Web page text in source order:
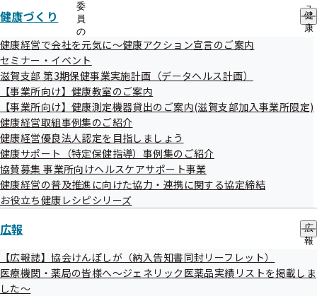
ュ
ー
委
員
の
サ
ブ
メ
ニ
ュ
ー
健康づくり
健
康
ブ
健康経営で会社を元気に～健康アクション宣言のご案内
セミナー・イベント
滋賀支部 第3期保健事業実施計画（データヘルス計画）
【事業所向け】健康教室のご案内
【事業所向け】健康測定機器貸出のご案内(滋賀支部加入事業所限定)
健康経営取組事例集のご紹介
健康経営優良法人認定を目指しましょう
健康サポート（特定保健指導）事例集のご紹介
協賛募集 事業所向けヘルスケアサポート事業
健康経営の普及推進に向けた協力・連携に関する協定締結
お役立ち健康レシピシリーズ
広報
広
報
ブ
【広報誌】協会けんぽしが（納入告知書同封リーフレット）
医療機関・薬局の皆様へ～ジェネリック医薬品実績リストを掲載しま
した～
令和06年02月
28日
糖化度測定器の貸出事業に関する賃貸借
契約
令和06年02月
26日
差出業務委託
令和06年02月
20日
広報誌「協会けんぽしが」のデザイン、
印刷、納品業務委託
令和06年02月
20日
令和6年度健康保険委員向け定期広報チラ
シ等の印刷及び封入封緘、発送業務委託
令和06年01月
10日
令和6年度 生活習慣病予防健診案内等発
送にかかる支部独自印刷物の作成
令和05年10月
02日
令和6年度生活習慣病予防健診案内等発送
令和05年09月
15日
特定健診未受診者に対する令和５年度冬
季無料健診受診勧奨にかかる案内用ダイ